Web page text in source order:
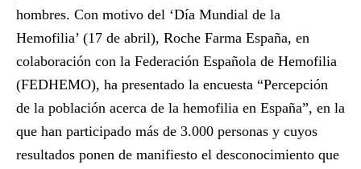
hombres. Con motivo del ‘Día Mundial de la
Hemofilia’ (17 de abril), Roche Farma España, en
colaboración con la Federación Española de Hemofilia
(FEDHEMO), ha presentado la encuesta “Percepción
de la población acerca de la hemofilia en España”, en la
que han participado más de 3.000 personas y cuyos
resultados ponen de manifiesto el desconocimiento que